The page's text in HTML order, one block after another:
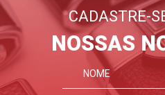
CADASTRE-
NOSSAS